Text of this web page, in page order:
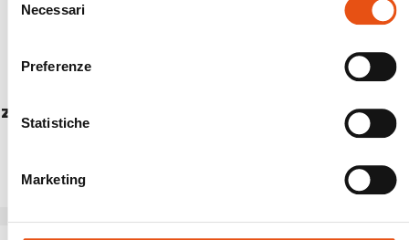
delNecessari
Preferenze
Statistiche
Marketing
ZAINO CARIBOU
BABY CARRIER COVER
€24,90